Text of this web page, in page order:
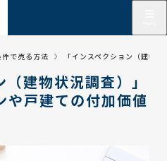
で売る方法 「インスペクション（建物
（建物状況調査）」
や戸建ての付加価値